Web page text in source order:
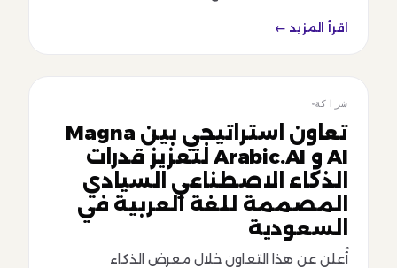
اقرأ المزيد ←
شراكة
تعاون استراتيجي بين Magna
AI و Arabic.AI لتعزيز قدرات
الذكاء الاصطناعي السيادي
المصممة للغة العربية في
السعودية
أُعلن عن هذا التعاون خلال معرض الذكاء